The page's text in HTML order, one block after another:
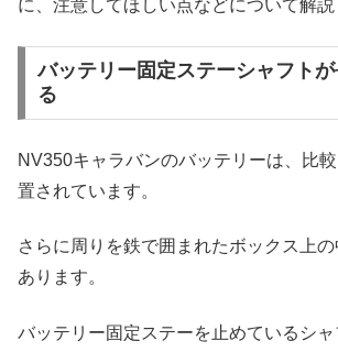
に、注意してほしい点などについて解説
バッテリー固定ステーシャフト
る
NV350キャラバンのバッテリーは、比
置されています。
さらに周りを鉄で囲まれたボックス上
あります。
バッテリー固定ステーを止めているシ